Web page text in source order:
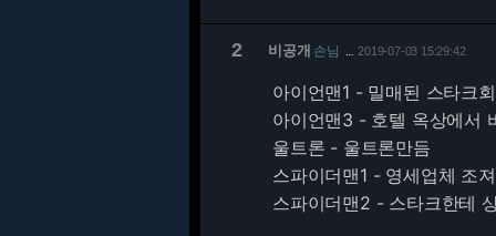
2 비공개 손님 2019-07-03 15:29:42
아이언맨1 - 밀매된 스타크
아이언맨3 - 호텔 옥상에서
울트론 - 울트론만듬
스파이더맨1 - 영세업체 조
스파이더맨2 - 스타크한테